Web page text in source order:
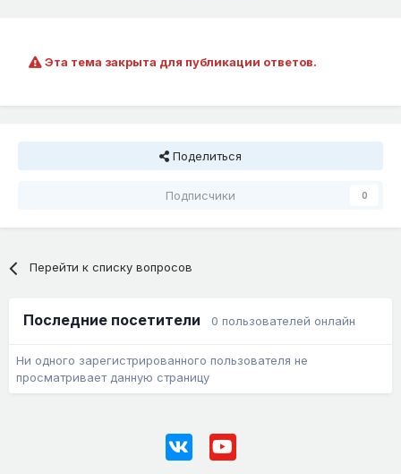
Эта тема закрыта для публикации ответов.
Поделиться
Подписчики 0
Перейти к списку вопросов
Последние посетители 0 пользователей онлайн
Ни одного зарегистрированного пользователя не
просматривает данную страницу